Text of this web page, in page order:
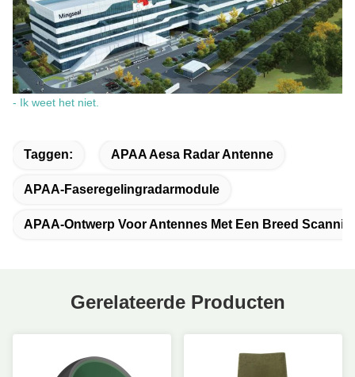
- Ik weet het niet.
Taggen: APAA Aesa Radar Antenne
APAA-Faseregelingradarmodule
APAA-Ontwerp Voor Antennes Met Een Breed
Gerelateerde Producten